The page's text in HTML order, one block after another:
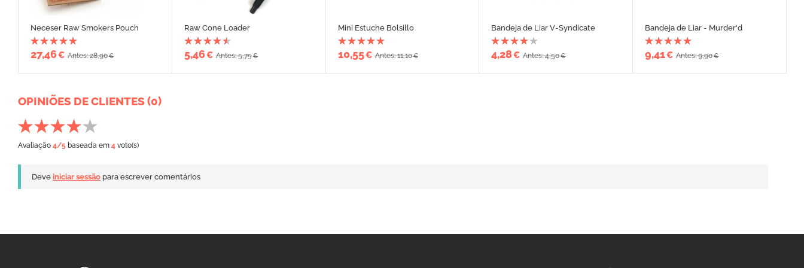
Neceser Raw Smokers Pouch
27,46€ Antes: 28,90€
Raw Cone Loader
5,46€ Antes: 5,75€
Mini Estuche Bolsillo
10,55€ Antes: 11,10€
Bandeja de Liar V-Syndicate
4,28€ Antes: 4,50€
Bandeja de Liar - Murder'd
9,41€ Antes: 9,90€
OPINIÕES DE CLIENTES (0)
Avaliação 4/5 baseada em 4 voto(s)
Deve iniciar sessão para escrever comentários